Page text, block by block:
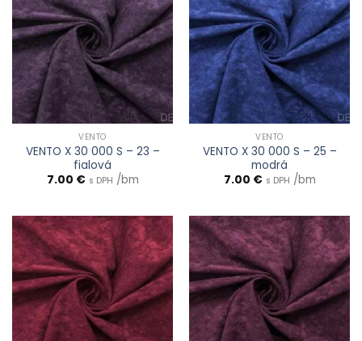
VENTO
VENTO X 30 000 S – 23 –
fialová
7.00 € s DPH /bm
VENTO
VENTO X 30 000 S – 25 –
modrá
7.00 € s DPH /bm